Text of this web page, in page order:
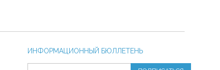
ИНФОРМАЦИОННЫЙ БЮЛЛЕТЕНЬ